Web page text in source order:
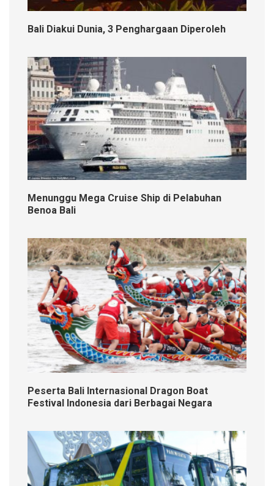
Bali Diakui Dunia, 3 Penghargaan Diperoleh
Menunggu Mega Cruise Ship di Pelabuhan
Benoa Bali
Peserta Bali Internasional Dragon Boat
Festival Indonesia dari Berbagai Negara